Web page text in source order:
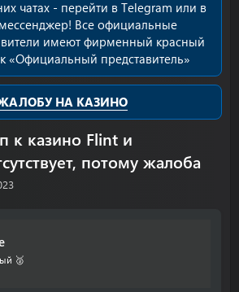
чатах - перейти в Telegram или в
Все официальные
имеют фирменный красный
«Официальный представитель»
НА КАЗИНО
к казино Flint и
потому жалоба
🥈